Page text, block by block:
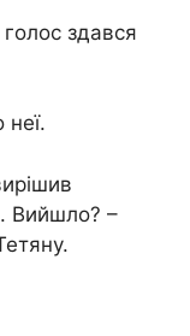
здався
Вийшло? –